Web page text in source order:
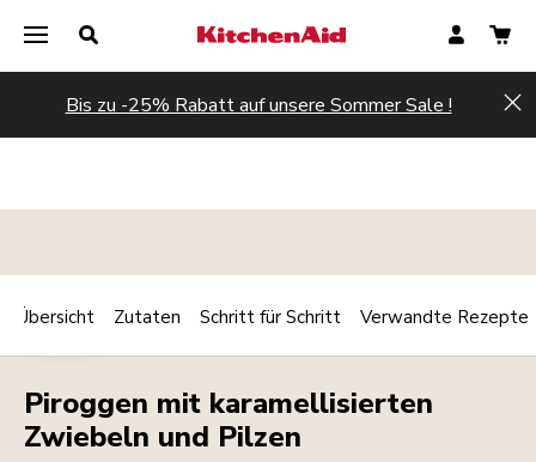
Bis zu -25% Rabatt auf unsere Sommer Sale !
PASTA Print
Share
Piroggen mit karamellisierten
Zwiebeln und Pilzen
Übersicht Zutaten Schritt für Schritt Verwandte Rezepte